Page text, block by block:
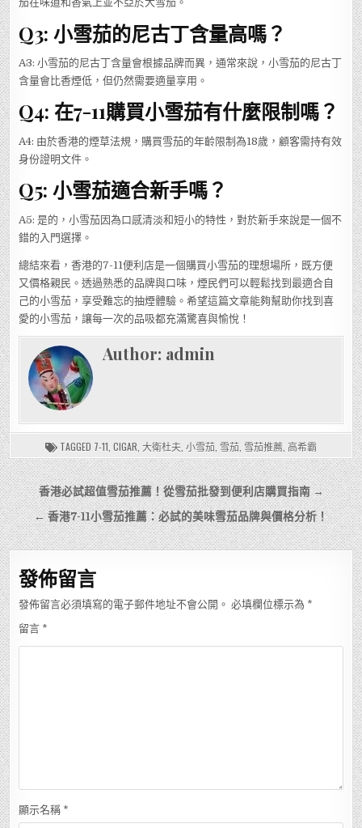
Q3: 小雪茄的尼古丁含量高嗎？
A3: 小雪茄的尼古丁含量會根據品牌而異，通常來說，小雪茄的尼古丁
含量會比香煙低，但仍然需要適量享用。
Q4: 在7-11購買小雪茄有什麼限制嗎？
A4: 由於香港的煙草法規，購買雪茄的年齡限制為18歲，顧客需持有效
身份證明文件。
Q5: 小雪茄適合新手嗎？
A5: 是的，小雪茄因為口感清淡和短小的特性，對於新手來說是一個不
錯的入門選擇。
總結來看，香港的7-11便利店是一個購買小雪茄的理想場所，既方便
又價格親民。透過熟悉的品牌與口味，煙民們可以輕鬆找到最適合自
己的小雪茄，享受難忘的抽煙體驗。希望這篇文章能夠幫助你找到喜
愛的小雪茄，讓每一次的品吸都充滿驚喜與愉悅！
Author: admin
TAGGED 7-11 CIGAR 大衛杜夫 小雪茄 雪茄 雪茄推薦 高希霸
文
章
導
覽
香港必試超值雪茄推薦！從雪茄批發到便利店購買指南 →
← 香港7-11小雪茄推薦：必試的美味雪茄品牌與價格分析！
發佈留言
發佈留言必須填寫的電子郵件地址不會公開。 必填欄位標示為 *
留言 *
顯示名稱 *